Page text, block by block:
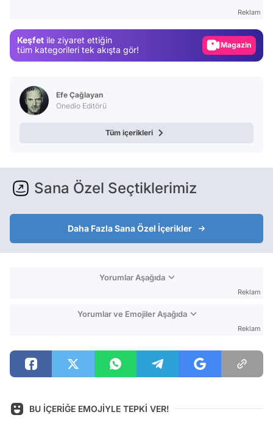
Reklam
Keşfet ile ziyaret ettiğin
tüm kategorileri tek akışta gör!
Video
Efe Çağlayan
Onedio Editörü
Tüm içerikleri
Sana Özel Seçtiklerimiz
Daha Fazla Sana Özel İçerikler
Yorumlar Aşağıda
Reklam
Yorumlar ve Emojiler Aşağıda
Reklam
BU İÇERİĞE EMOJİYLE TEPKİ VER!